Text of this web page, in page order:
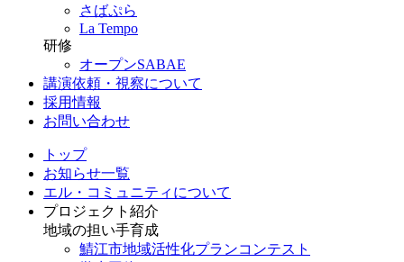
さばぷら
La Tempo
研修
オープンSABAE
講演依頼・視察について
採用情報
お問い合わせ
トップ
お知らせ一覧
エル・コミュニティについて
プロジェクト紹介
地域の担い手育成
鯖江市地域活性化プランコンテスト